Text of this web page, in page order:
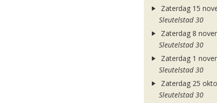
Zaterdag 15
Sleutelstad 30
Zaterdag 8
Sleutelstad 30
Zaterdag 1
Sleutelstad 30
Zaterdag 25
Sleutelstad 30